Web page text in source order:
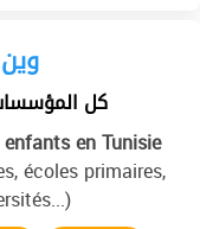
🤔
كل
en Tunisie
écoles primaires,